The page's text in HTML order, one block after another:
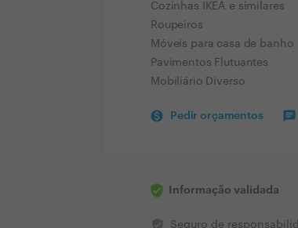
Cozinhas IKEA e similares
Roupeiros
Móveis para casa de banho
Pavimentos Flutuantes
Mobiliário Diverso
Pedir orçamentos
Informação validada
verified_user Seguro de